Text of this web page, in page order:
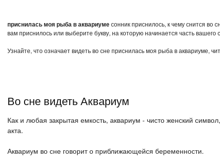
приснилась моя рыба в аквариумесонник приснилось, к чему снится во
вам приснилось или выберите букву, на которую начинается часть вашего
Узнайте, что означает видеть во сне приснилась моя рыба в аквариуме,
Во сне видеть Аквариум
Как и любая закрытая емкость, аквариум - чисто женский
акта.
Аквариум во сне говорит о приближающейся беременности.